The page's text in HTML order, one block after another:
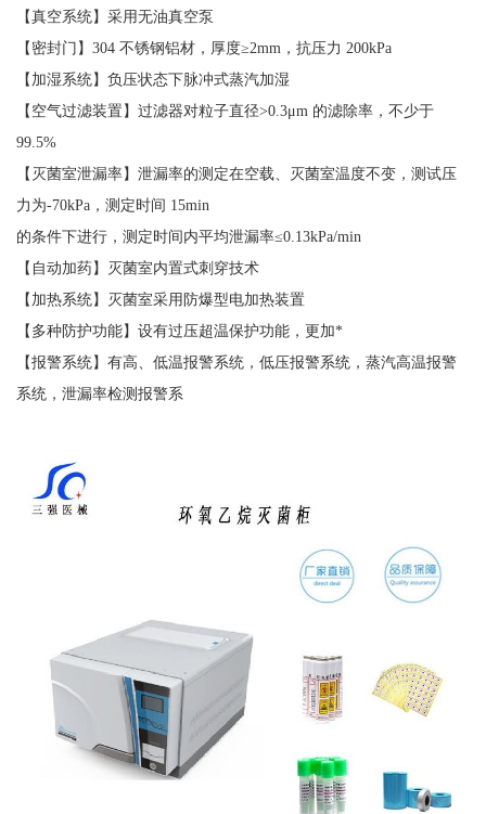
【真空系统】采用无油真空泵
【密封门】304 不锈钢铝材，厚度≥2mm，抗压力 200kPa
【加湿系统】负压状态下脉冲式蒸汽加湿
【空气过滤装置】过滤器对粒子直径>0.3μm 的滤除率，不少于
99.5%
【灭菌室泄漏率】泄漏率的测定在空载、灭菌室温度不变，测试压
力为-70kPa，测定时间 15min
的条件下进行，测定时间内平均泄漏率≤0.13kPa/min
【自动加药】灭菌室内置式刺穿技术
【加热系统】灭菌室采用防爆型电加热装置
【多种防护功能】设有过压超温保护功能，更加*
【报警系统】有高、低温报警系统，低压报警系统，蒸汽高温报警
系统，泄漏率检测报警系